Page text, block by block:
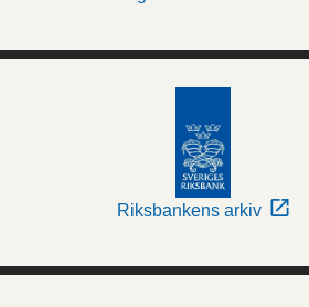
Riksbankens arkiv